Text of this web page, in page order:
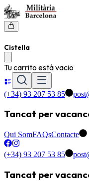
Cistella
Tu carrito está vacio
(+34) 93 207 53 85
Tancat per
Qui SomFAQsContacte
(+34) 93 207 53 85
Tancat per